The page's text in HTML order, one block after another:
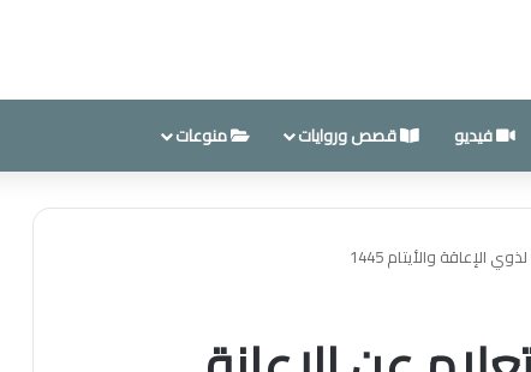
فيديو قصص وروايات منوعات
الإعاقة والأيتام 1445